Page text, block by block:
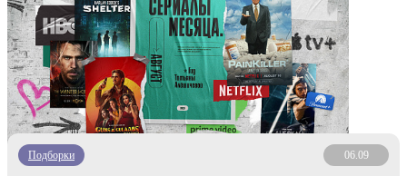
Подборки 06.09